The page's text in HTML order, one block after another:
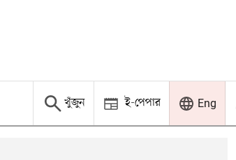
খুঁজুন ই-পেপার Eng